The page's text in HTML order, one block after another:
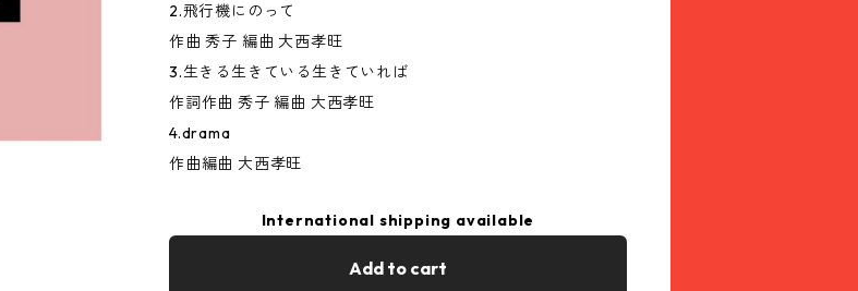
2.飛行機にのって
作曲 秀子 編曲 大西孝旺
3.生きる生きている生きていれば
作詞作曲 秀子 編曲 大西孝旺
4.drama
作曲編曲 大西孝旺
International shipping available
Add to cart